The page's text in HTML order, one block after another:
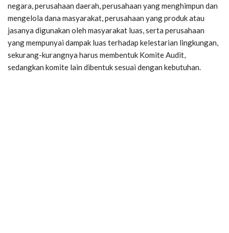
negara, perusahaan daerah, perusahaan yang menghimpun dan
mengelola dana masyarakat, perusahaan yang produk atau
jasanya digunakan oleh masyarakat luas, serta perusahaan
yang mempunyai dampak luas terhadap kelestarian lingkungan,
sekurang-kurangnya harus membentuk Komite Audit,
sedangkan komite lain dibentuk sesuai dengan kebutuhan.